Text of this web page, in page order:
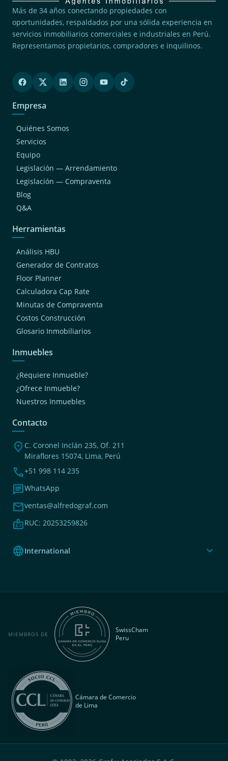
Más de 34 años conectando propiedades con
oportunidades, respaldados por una sólida experiencia en
servicios inmobiliarios comerciales e industriales en Perú.
Representamos propietarios, compradores e inquilinos.
Empresa
Quiénes Somos
Servicios
Equipo
Legislación — Arrendamiento
Legislación — Compraventa
Blog
Q&A
Herramientas
Análisis HBU
Generador de Contratos
Floor Planner
Calculadora Cap Rate
Minutas de Compraventa
Costos Construcción
Glosario Inmobiliarios
Inmuebles
¿Requiere Inmueble?
¿Ofrece Inmueble?
Nuestros Inmuebles
Contacto
location_on C. Coronel Inclán 235, Of. 211
Miraflores 15074, Lima, Perú
phone+51 998 114 235
chatWhatsApp
mailventas@alfredograf.com
badgeRUC: 20253259826
languageInternational expand_more
MIEMBROS DE
SwissCham
Peru
Cámara de Comercio
de Lima